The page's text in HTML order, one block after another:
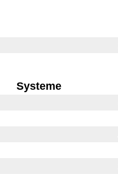
Systeme